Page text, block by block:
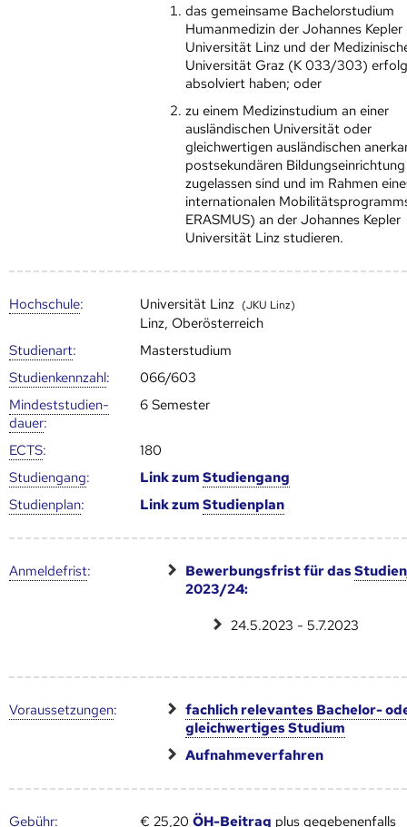
das gemeinsame Bachelorstudium
Humanmedizin der Johannes Kepler
Universität Linz und der
Universität Graz (K 033/303)
absolviert haben; oder
zu einem Medizinstudium an einer
ausländischen Universität oder
gleichwertigen ausländischen
postsekundären Bildungseinrichtung
zugelassen sind und im Rahmen
internationalen
ERASMUS) an der Johannes Kepler
Universität Linz studieren.
Hoch­schule: Universität Linz (JKU Linz)
Linz, Oberösterreich
Studienart:
Masterstudium
Studien­kenn­zahl:
066/603
Mindest­studien­
dauer:
6 Semester
ECTS:
180
Studien­gang: Link zumStudien­gang
Studien­plan: Link zumStudien­plan
Anmelde­frist: Bewerbungsfrist für das
2023/24:
24.5.2023 - 5.7.2023
Voraus­setzungen:
fachlich relevantes Bachelor-
gleichwertiges Studium
Aufnahmeverfahren
Gebühr: € 25,20ÖH-Beitrag plus gegebenenfalls